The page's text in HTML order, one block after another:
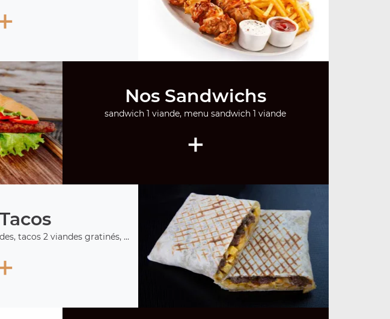
Nos Sandwichs
sandwich 1 viande, menu sandwich 1 viande
+
tacos 2 viandes gratinés, ...